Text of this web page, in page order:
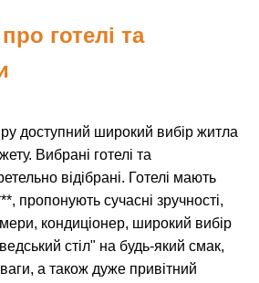
готелі та
доступний широкий вибір житла
Вибрані готелі та
відібрані. Готелі мають
пропонують сучасні зручності,
кондиціонер, широкий вибір
стіл" на будь-який смак,
а також дуже привітний